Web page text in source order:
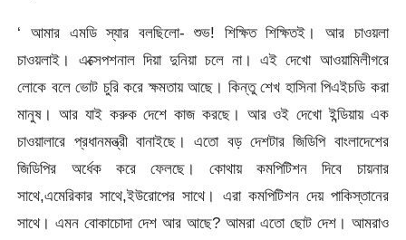
‘ আমার এমডি স্যার বলছিলো- শুভ! শিক্ষিত শিক্ষিতই। আর চাওয়লা
চাওয়লাই। এক্সেপশনাল দিয়া দুনিয়া চলে না। এই দেখো আওয়ামিলীগরে
লোকে বলে ভোট চুরি করে ক্ষমতায় আছে। কিন্তু শেখ হাসিনা পিএইচডি করা
মানুষ। আর যাই করুক দেশে কাজ করছে। আর ওই দেখো ইন্ডিয়ায় এক
চাওয়ালারে প্রধানমন্ত্রী বানাইছে। এতো বড় দেশটার জিডিপি বাংলাদেশের
জিডিপির অর্ধেক করে ফেলছে। কোথায় কমপিটিশন দিবে চায়নার
সাথে,এমেরিকার সাথে,ইউরোপের সাথে। এরা কমপিটিশন দেয় পাকিস্তানের
সাথে। এমন বোকাচোদা দেশ আর আছে? আমরা এতো ছোট দেশ। আমরাও